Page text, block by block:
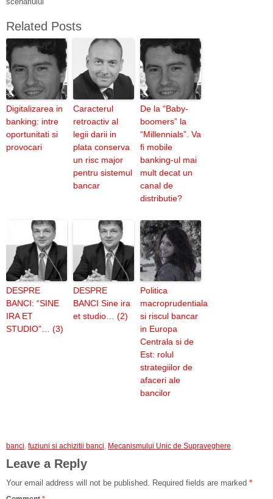
Related Posts
Digitalizarea in
banking: intre
oportunitati si
provocari
Caracterul
retroactiv al
legii darii in
plata conserva
un risc major
pentru sistemul
bancar
De la “Baby-
boomers” la
“Millennials”. Va
fi mobile
banking-ul mai
mult decat un
canal de
distributie?
DESPRE
BANCI: “SINE
IRA ET
STUDIO”… (3)
DESPRE
BANCI Sine ira
et studio… (2)
Politica
macroprudentiala
si riscul bancar
in Europa
Centrala si de
Est: rolul
strategiilor de
afaceri ale
bancilor
banci, fuziuni si achizitii banci, Mecanismului Unic de Supraveghere
Leave a Reply
Your email address will not be published. Required fields are marked *